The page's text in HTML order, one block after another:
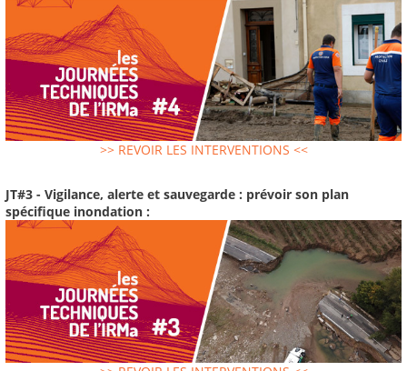
>> REVOIR LES INTERVENTIONS <<
JT#3 - Vigilance, alerte et sauvegarde : prévoir son plan
spécifique inondation :